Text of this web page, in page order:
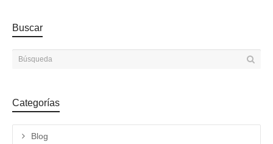
Buscar
Categorías
Blog